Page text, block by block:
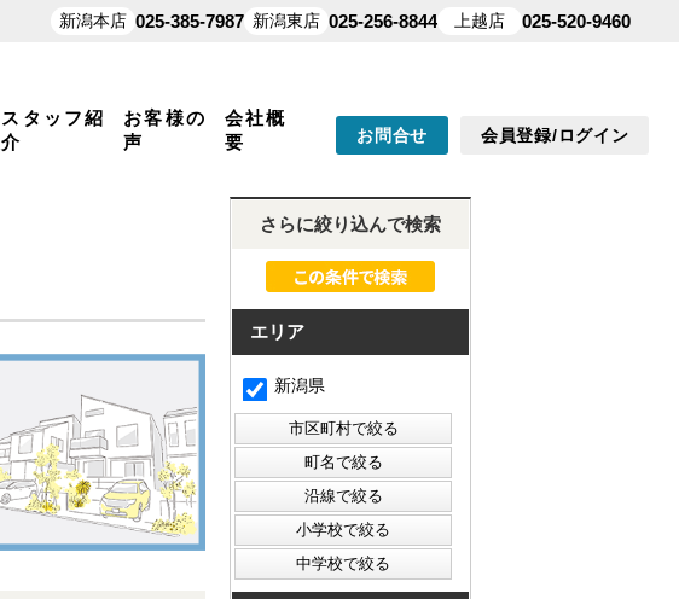
スタッフ紹
介
お客様の
声
会社概
要
お問合せ 会員登録/ログイン
さらに絞り込んで検索
エリア
新潟県
新潟本店 025-385-7987 新潟東店 025-256-8844 上越店 025-520-9460